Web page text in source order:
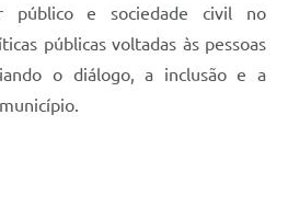
público e sociedade civil no
públicas voltadas às pessoas
o diálogo, a inclusão e a